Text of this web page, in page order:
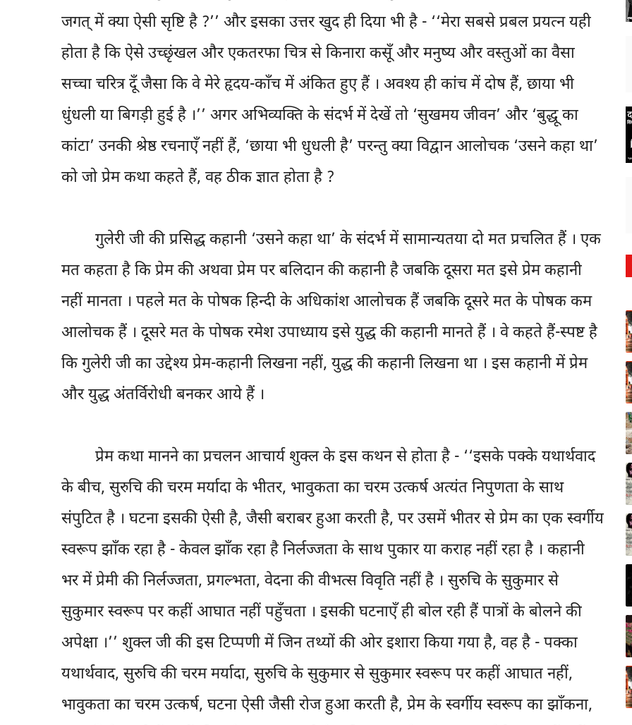
जगत् में क्या ऐसी सृष्टि है ?’’ और इसका उत्तर खुद ही दिया भी है - ‘‘मेरा सबसे प्रबल प्रयत्न यही
होता है कि ऐसे उच्छृंखल और एकतरफा चित्र से किनारा कसूँ और मनुष्य और वस्तुओं का वैसा
सच्चा चरित्र दूँ जैसा कि वे मेरे हृदय-काँच में अंकित हुए हैं । अवश्य ही कांच में दोष हैं, छाया भी
धुंधली या बिगड़ी हुई है ।’’ अगर अभिव्यक्ति के संदर्भ में देखें तो ‘सुखमय जीवन’ और ‘बुद्धू का
कांटा’ उनकी श्रेष्ठ रचनाएँ नहीं हैं, ‘छाया भी धुधली है’ परन्तु क्या विद्वान आलोचक ‘उसने कहा था’
को जो प्रेम कथा कहते हैं, वह ठीक ज्ञात होता है ?
गुलेरी जी की प्रसिद्ध कहानी ‘उसने कहा था’ के संदर्भ में सामान्यतया दो मत प्रचलित हैं । एक
मत कहता है कि प्रेम की अथवा प्रेम पर बलिदान की कहानी है जबकि दूसरा मत इसे प्रेम कहानी
नहीं मानता । पहले मत के पोषक हिन्दी के अधिकांश आलोचक हैं जबकि दूसरे मत के पोषक कम
आलोचक हैं । दूसरे मत के पोषक रमेश उपाध्याय इसे युद्ध की कहानी मानते हैं । वे कहते हैं-स्पष्ट है
कि गुलेरी जी का उद्देश्य प्रेम-कहानी लिखना नहीं, युद्ध की कहानी लिखना था । इस कहानी में प्रेम
और युद्ध अंतर्विरोधी बनकर आये हैं ।
प्रेम कथा मानने का प्रचलन आचार्य शुक्ल के इस कथन से होता है - ‘‘इसके पक्के यथार्थवाद
के बीच, सुरुचि की चरम मर्यादा के भीतर, भावुकता का चरम उत्कर्ष अत्यंत निपुणता के साथ
संपुटित है । घटना इसकी ऐसी है, जैसी बराबर हुआ करती है, पर उसमें भीतर से प्रेम का एक स्वर्गीय
स्वरूप झाँक रहा है - केवल झाँक रहा है निर्लज्जता के साथ पुकार या कराह नहीं रहा है । कहानी
भर में प्रेमी की निर्लज्जता, प्रगल्भता, वेदना की वीभत्स विवृति नहीं है । सुरुचि के सुकुमार से
सुकुमार स्वरूप पर कहीं आघात नहीं पहुँचता । इसकी घटनाएँ ही बोल रही हैं पात्रों के बोलने की
अपेक्षा ।’’ शुक्ल जी की इस टिप्पणी में जिन तथ्यों की ओर इशारा किया गया है, वह है - पक्का
यथार्थवाद, सुरुचि की चरम मर्यादा, सुरुचि के सुकुमार से सुकुमार स्वरूप पर कहीं आघात नहीं,
भावुकता का चरम उत्कर्ष, घटना ऐसी जैसी रोज हुआ करती है, प्रेम के स्वर्गीय स्वरूप का झाँकना,